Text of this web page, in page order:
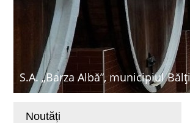
S.A. „Barza Albă”, municipiul Bălți
Noutăți